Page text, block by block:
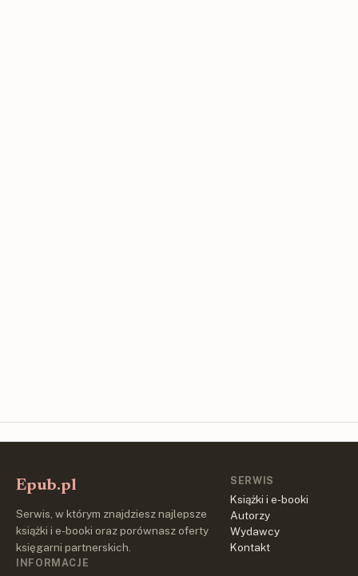
Epub.pl
Serwis, w którym znajdziesz najlepsze
książki i e-booki oraz porównasz oferty
księgarni partnerskich.
SERWIS
Książki i e-booki
Autorzy
Wydawcy
Kontakt
INFORMACJE